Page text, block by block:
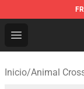
Open menu
Animal
Inicio/Animal